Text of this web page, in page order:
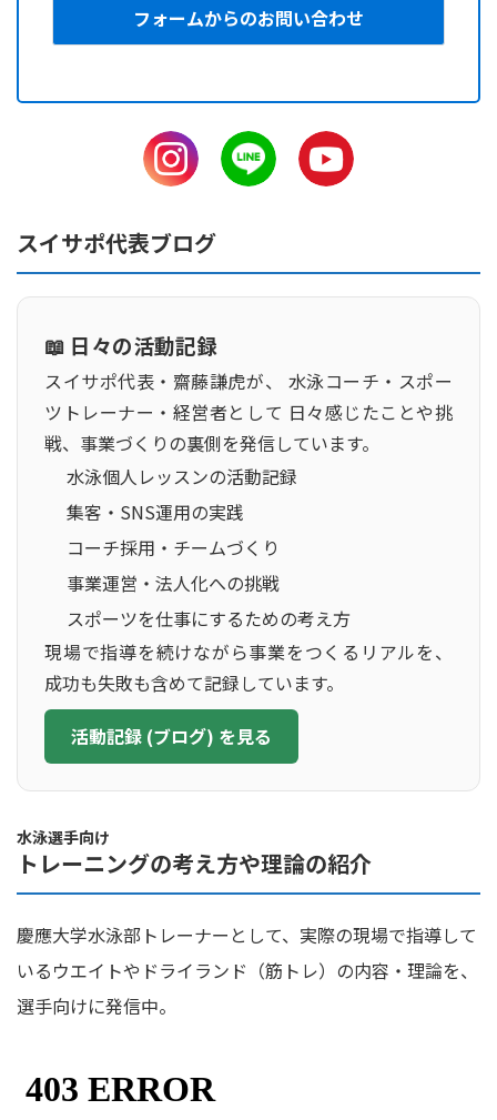
フォームからのお問い合わせ
スイサポ代表ブログ
📖 日々の活動記録
スイサポ代表・齋藤謙虎が、 水泳コーチ・スポー
ツトレーナー・経営者として 日々感じたことや挑
戦、事業づくりの裏側を発信しています。
水泳個人レッスンの活動記録
集客・SNS運用の実践
コーチ採用・チームづくり
事業運営・法人化への挑戦
スポーツを仕事にするための考え方
現場で指導を続けながら事業をつくるリアルを、
成功も失敗も含めて記録しています。
活動記録 (ブログ) を見る
水泳選手向け
トレーニングの考え方や理論の紹介
慶應大学水泳部トレーナーとして、実際の現場で指導して
いるウエイトやドライランド（筋トレ）の内容・理論を、
選手向けに発信中。